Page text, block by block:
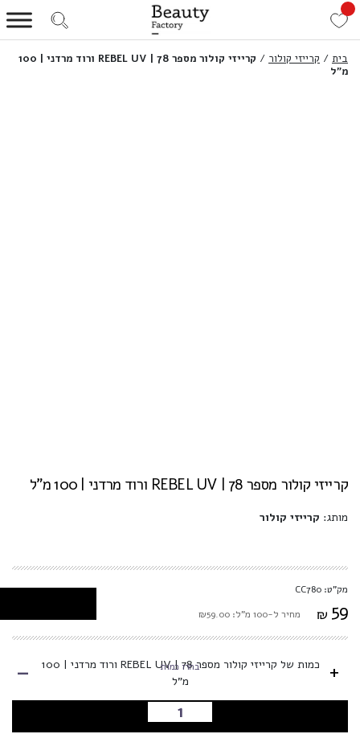
בית / קרייזי קולור /
קרייזי קולור מספר 78 | REBEL UV ורוד מרדני | 100
מ”ל
קרייזי קולור מספר 78 | REBEL UV ורוד מרדני | 100 מ"ל
מותג: קרייזי קולור
מק"ט: CC780
₪ 59 מחיר ל-100 מ"ל: ₪59.00
+
כמות של קרייזי קולור מספר 78 | REBEL UV ורוד מרדני | 100
מ"ל
בחרו כמות -
הוספה לסל